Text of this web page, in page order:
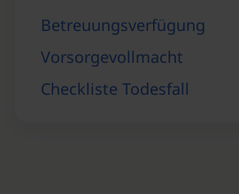
Betreuungsverfügung
Vorsorgevollmacht
Checkliste Todesfall